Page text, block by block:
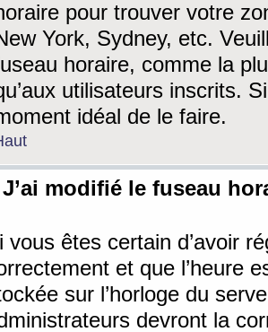
pour trouver votre
York, Sydney, etc.
horaire, comme la
utilisateurs inscrits.
idéal de le faire.
J’ai modifié le fuseau
vous êtes certain d’avoir
et que l’heure
sur l’horloge du
devront la